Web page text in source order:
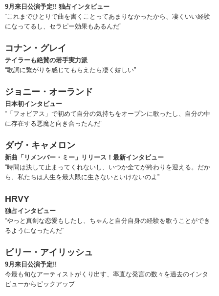
9月来日公演予定!! 独占インタビュー
“これまでひとりで曲を書くことってあまりなかったから、凄くいい経験
になってるし、セラピー効果もあるんだ”
コナン・グレイ
テイラーも絶賛の若手実力派
“歌詞に繋がりを感じてもらえたら凄く嬉しい”
ジョニー・オーランド
日本初インタビュー
“「フォビアス」で初めて自分の気持ちをオープンに歌ったし、自分の中
に存在する悪魔と向き合ったんだ”
ダヴ・キャメロン
新曲「リメンバー・ミー」リリース！最新インタビュー
“時間は決して止まってくれないし、いつか全てが終わりを迎える。だか
ら、私たちは人生を最大限に生きないといけないのよ”
HRVY
独占インタビュー
“やっと真剣な恋愛もしたし、ちゃんと自分自身の経験を歌うことができ
るようになったんだ”
ビリー・アイリッシュ
9月来日公演予定!!
今最も旬なアーティストがくり出す、率直な発言の数々を過去のインタ
ビューからピックアップ